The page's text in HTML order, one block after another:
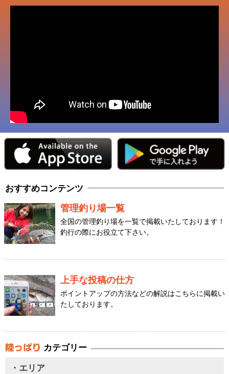
おすすめコンテンツ
管理釣り場一覧
全国の管理釣り場を一覧で掲載いたしております！
釣行の際にお役立て下さい。
上手な投稿の仕方
ポイントアップの方法などの解説はこちらに掲載い
たしております。
カテゴリー
・エリア